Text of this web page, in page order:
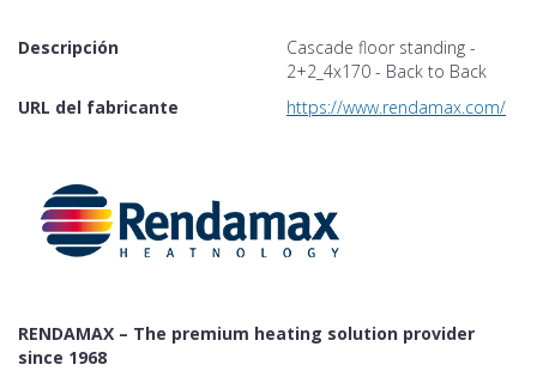
Descripción
Cascade floor standing -
2+2_4x170 - Back to Back
URL del fabricante
https://www.rendamax.com/
RENDAMAX – The premium heating solution provider
since 1968